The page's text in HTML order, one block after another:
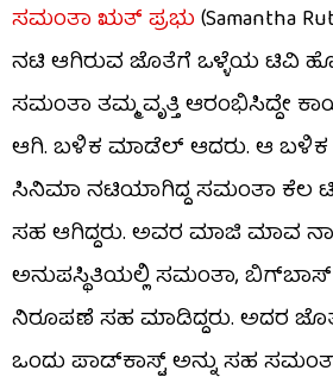
ಸಮಂತಾ ಋತ್ ಪ್ರಭು(Samantha
ನಟಿ ಆಗಿರುವ ಜೊತೆಗೆ ಒಳ್ಳೆಯ ಟಿವಿ
ಸಮಂತಾ ತಮ್ಮ ವೃತ್ತಿ ಆರಂಭಿಸಿದ್ದೇ
ಆಗಿ. ಬಳಿಕ ಮಾಡೆಲ್ ಆದರು. ಆ
ಸಿನಿಮಾ ನಟಿಯಾಗಿದ್ದ ಸಮಂತಾ ಕೆಲ
ಸಹ ಆಗಿದ್ದರು. ಅವರ ಮಾಜಿ ಮಾವ
ಅನುಪಸ್ಥಿತಿಯಲ್ಲಿ ಸಮಂತಾ, ಬಿಗ್​​ಬಾಸ್
ನಿರೂಪಣೆ ಸಹ ಮಾಡಿದ್ದರು. ಅದರ
ಒಂದು ಪಾಡ್​​ಕಾಸ್ಟ್ ಅನ್ನು ಸಹ